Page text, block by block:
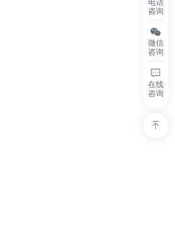
电话
咨询
微信
咨询
在线
咨询